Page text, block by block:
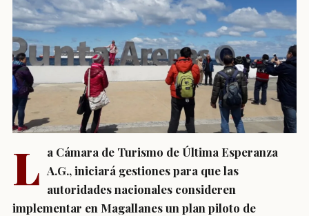
L a Cámara de Turismo de Última Esperanza
A.G., iniciará gestiones para que las
autoridades nacionales consideren
implementar en Magallanes un plan piloto de